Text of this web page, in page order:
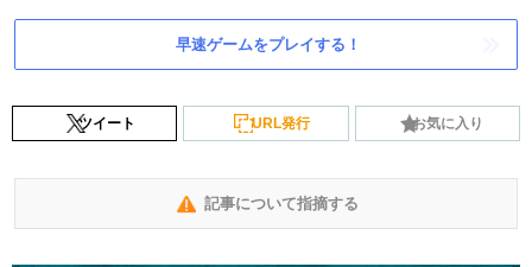
早速ゲームをプレイする！
ツイート URL発行 お気に入り
記事について指摘する